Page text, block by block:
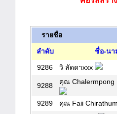
รายชื่อ
ลำดับ ชื่อ-นา
9286 วิ ลัดดาxxx
9288 คุณ Chalermpong
9289 คุณ Faii